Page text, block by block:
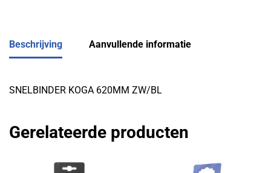
Beschrijving Aanvullende informatie
SNELBINDER KOGA 620MM ZW/BL
Gerelateerde producten